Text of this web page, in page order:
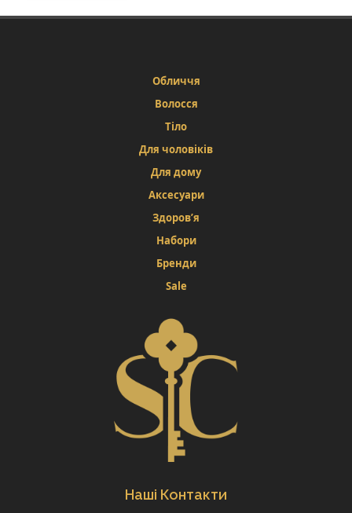
Обличчя
Волосся
Тіло
Для чоловіків
Для дому
Аксесуари
Здоров’я
Набори
Бренди
Sale
Наші Контакти